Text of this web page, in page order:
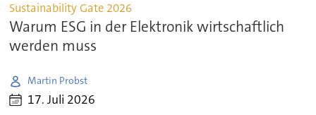
Sustainability Gate 2026
Warum ESG in der Elektronik wirtschaftlich
werden muss
Martin Probst
17. Juli 2026